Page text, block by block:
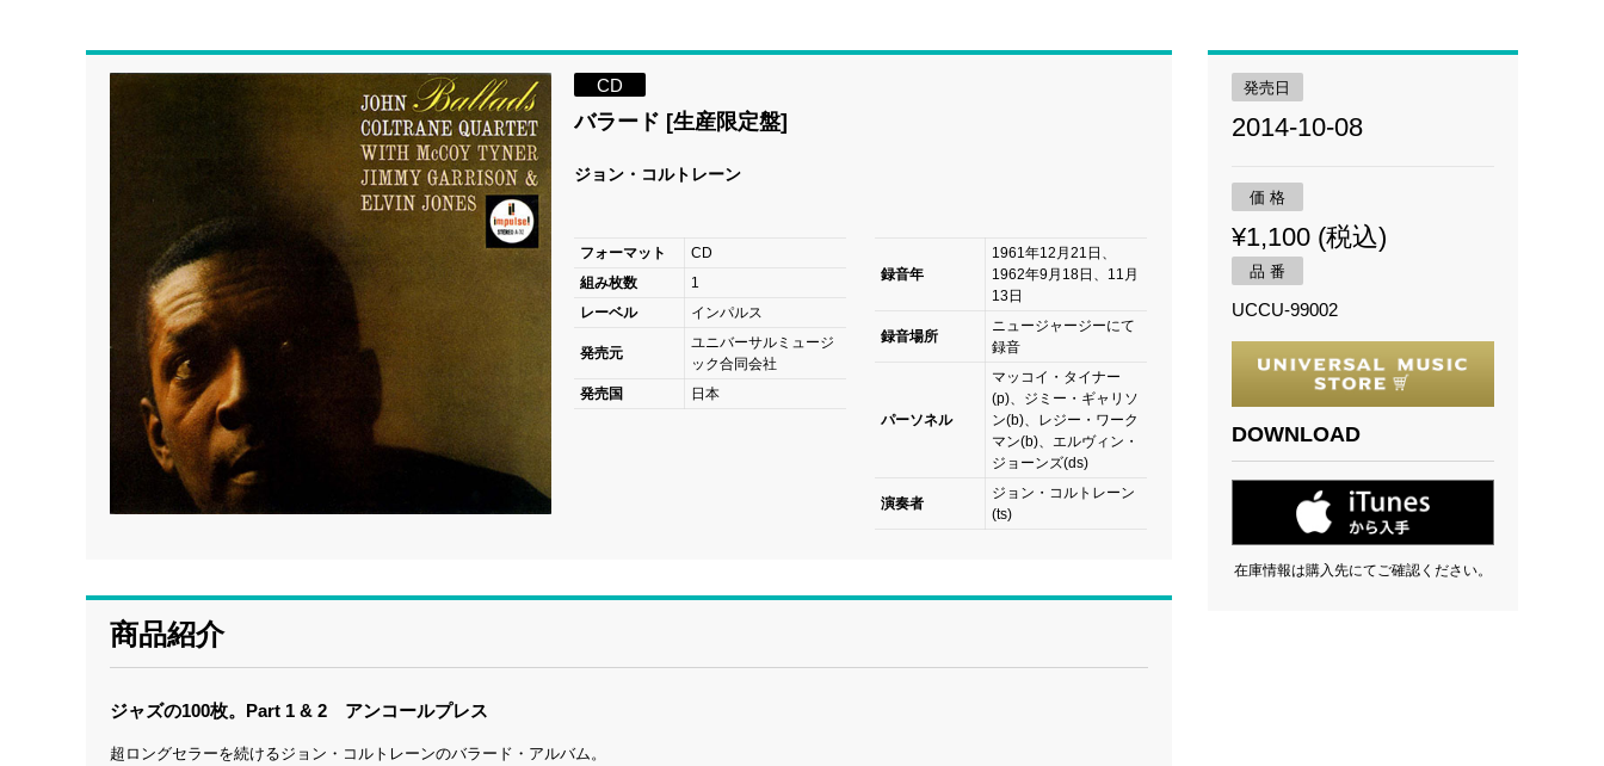
CD
バラード [生産限定盤]
ジョン・コルトレーン
フォーマット
CD
組み枚数
1
レーベル
インパルス
発売元
ユニバーサルミュージ
ック合同会社
発売国
日本
録音年
1961年12月21日、
1962年9月18日、11月
13日
録音場所
ニュージャージーにて
録音
パーソネル
マッコイ・タイナー
(p)、ジミー・ギャリソ
ン(b)、レジー・ワーク
マン(b)、エルヴィン・
ジョーンズ(ds)
演奏者
ジョン・コルトレーン
(ts)
商品紹介
ジャズの100枚。Part 1 & 2 アンコールプレス
超ロングセラーを続けるジョン・コルトレーンのバラード・アルバム。
発売日
2014-10-08
価 格
¥1,100 (税込)
品 番
UCCU-99002
DOWNLOAD
在庫情報は購入先にてご確認ください。